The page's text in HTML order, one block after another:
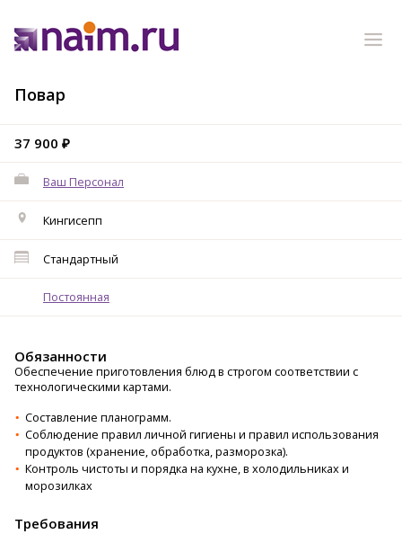
Повар
37 900 ₽
Ваш Персонал
Кингисепп
Стандартный
Постоянная
Обязанности
Обеспечение приготовления блюд в строгом соответствии с
технологическими картами.
Составление планограмм.
Соблюдение правил личной гигиены и правил использования
продуктов (хранение, обработка, разморозка).
Контроль чистоты и порядка на кухне, в холодильниках и
морозилках
Требования